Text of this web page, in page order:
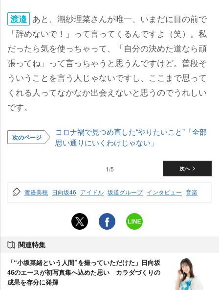
渡邉 あと、潮紗理菜さんが唯一、いまだに目の前で
「辞めないで！」って言ってくるんですよ（笑）。私
だったら気を使っちゃって、「自分の決めた道なら頑
張ってね」って言っちゃうと思うんですけど。普段そ
ういうことを言う人じゃないですし、ここまで思って
くれる人ってなかなか出会えないと思うのでうれしい
です。
次のページ
コロナ禍で見つめ直した“やりたいこと”「全部
思い通りにいくわけじゃない」
次へ
1/5
渡邉美穂 日向坂46 アイドル 坂道グループ インタビュー 音楽
関連特集
「“小坂菜緒という人間”を撮っていただけた」日向坂
46のエースが初写真集へ込めた思い カラダづくりの
成果を存分に発揮